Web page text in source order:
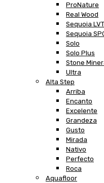
ProNature
Real Wood
Sequoia LVT
Sequoia
Solo
Solo Plus
Stone
Ultra
Alta Step
Arriba
Encanto
Excelente
Grandeza
Gusto
Mirada
Nativo
Perfecto
Roca
Aquafloor